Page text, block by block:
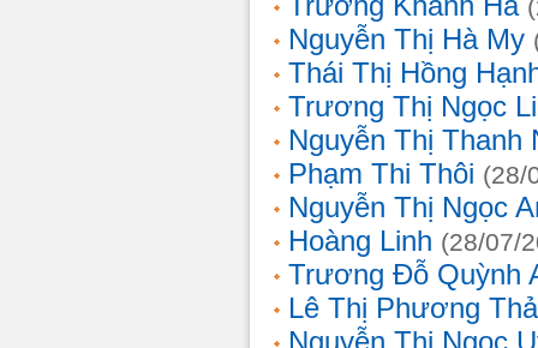
Nguyễn Thị Hà My
Thái Thị Hồng
Trương Thị Ngọc
Nguyễn Thị Thanh
Phạm Thi Thôi (28/
Nguyễn Thị Ngọc
Hoàng Linh (28/07/
Trương Đỗ Quỳnh
Lê Thị Phương
Nguyễn Thị Ngọc